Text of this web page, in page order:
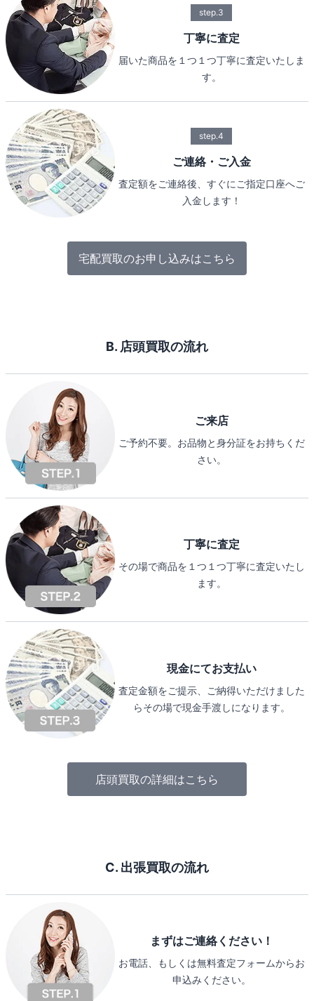
step.3
丁寧に査定
届いた商品を１つ１つ丁寧に査定いたしま
す。
step.4
ご連絡・ご入金
査定額をご連絡後、すぐにご指定口座へご
入金します！
宅配買取のお申し込みはこちら
B. 店頭買取の流れ
ご来店
ご予約不要。お品物と身分証をお持ちくだ
さい。
丁寧に査定
その場で商品を１つ１つ丁寧に査定いたし
ます。
現金にてお支払い
査定金額をご提示、ご納得いただけました
らその場で現金手渡しになります。
店頭買取の詳細はこちら
C. 出張買取の流れ
まずはご連絡ください！
お電話、もしくは無料査定フォームからお
申込みください。